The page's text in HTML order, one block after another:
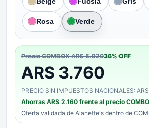
Rosa Verde
Precio COMBOXARS 5.92036% OFF
ARS 3.760
PRECIO SIN IMPUESTOS NACIONALES:
Ahorras ARS 2.160 frente al precio
Oferta validada de Alanette's dentro de